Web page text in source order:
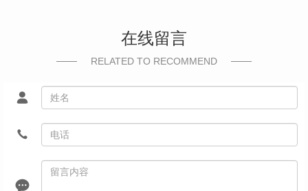
在线留言
RELATED TO RECOMMEND